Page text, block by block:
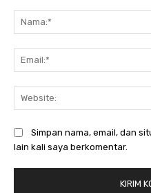
Simpan nama, email, dan
lain kali saya berkomentar.